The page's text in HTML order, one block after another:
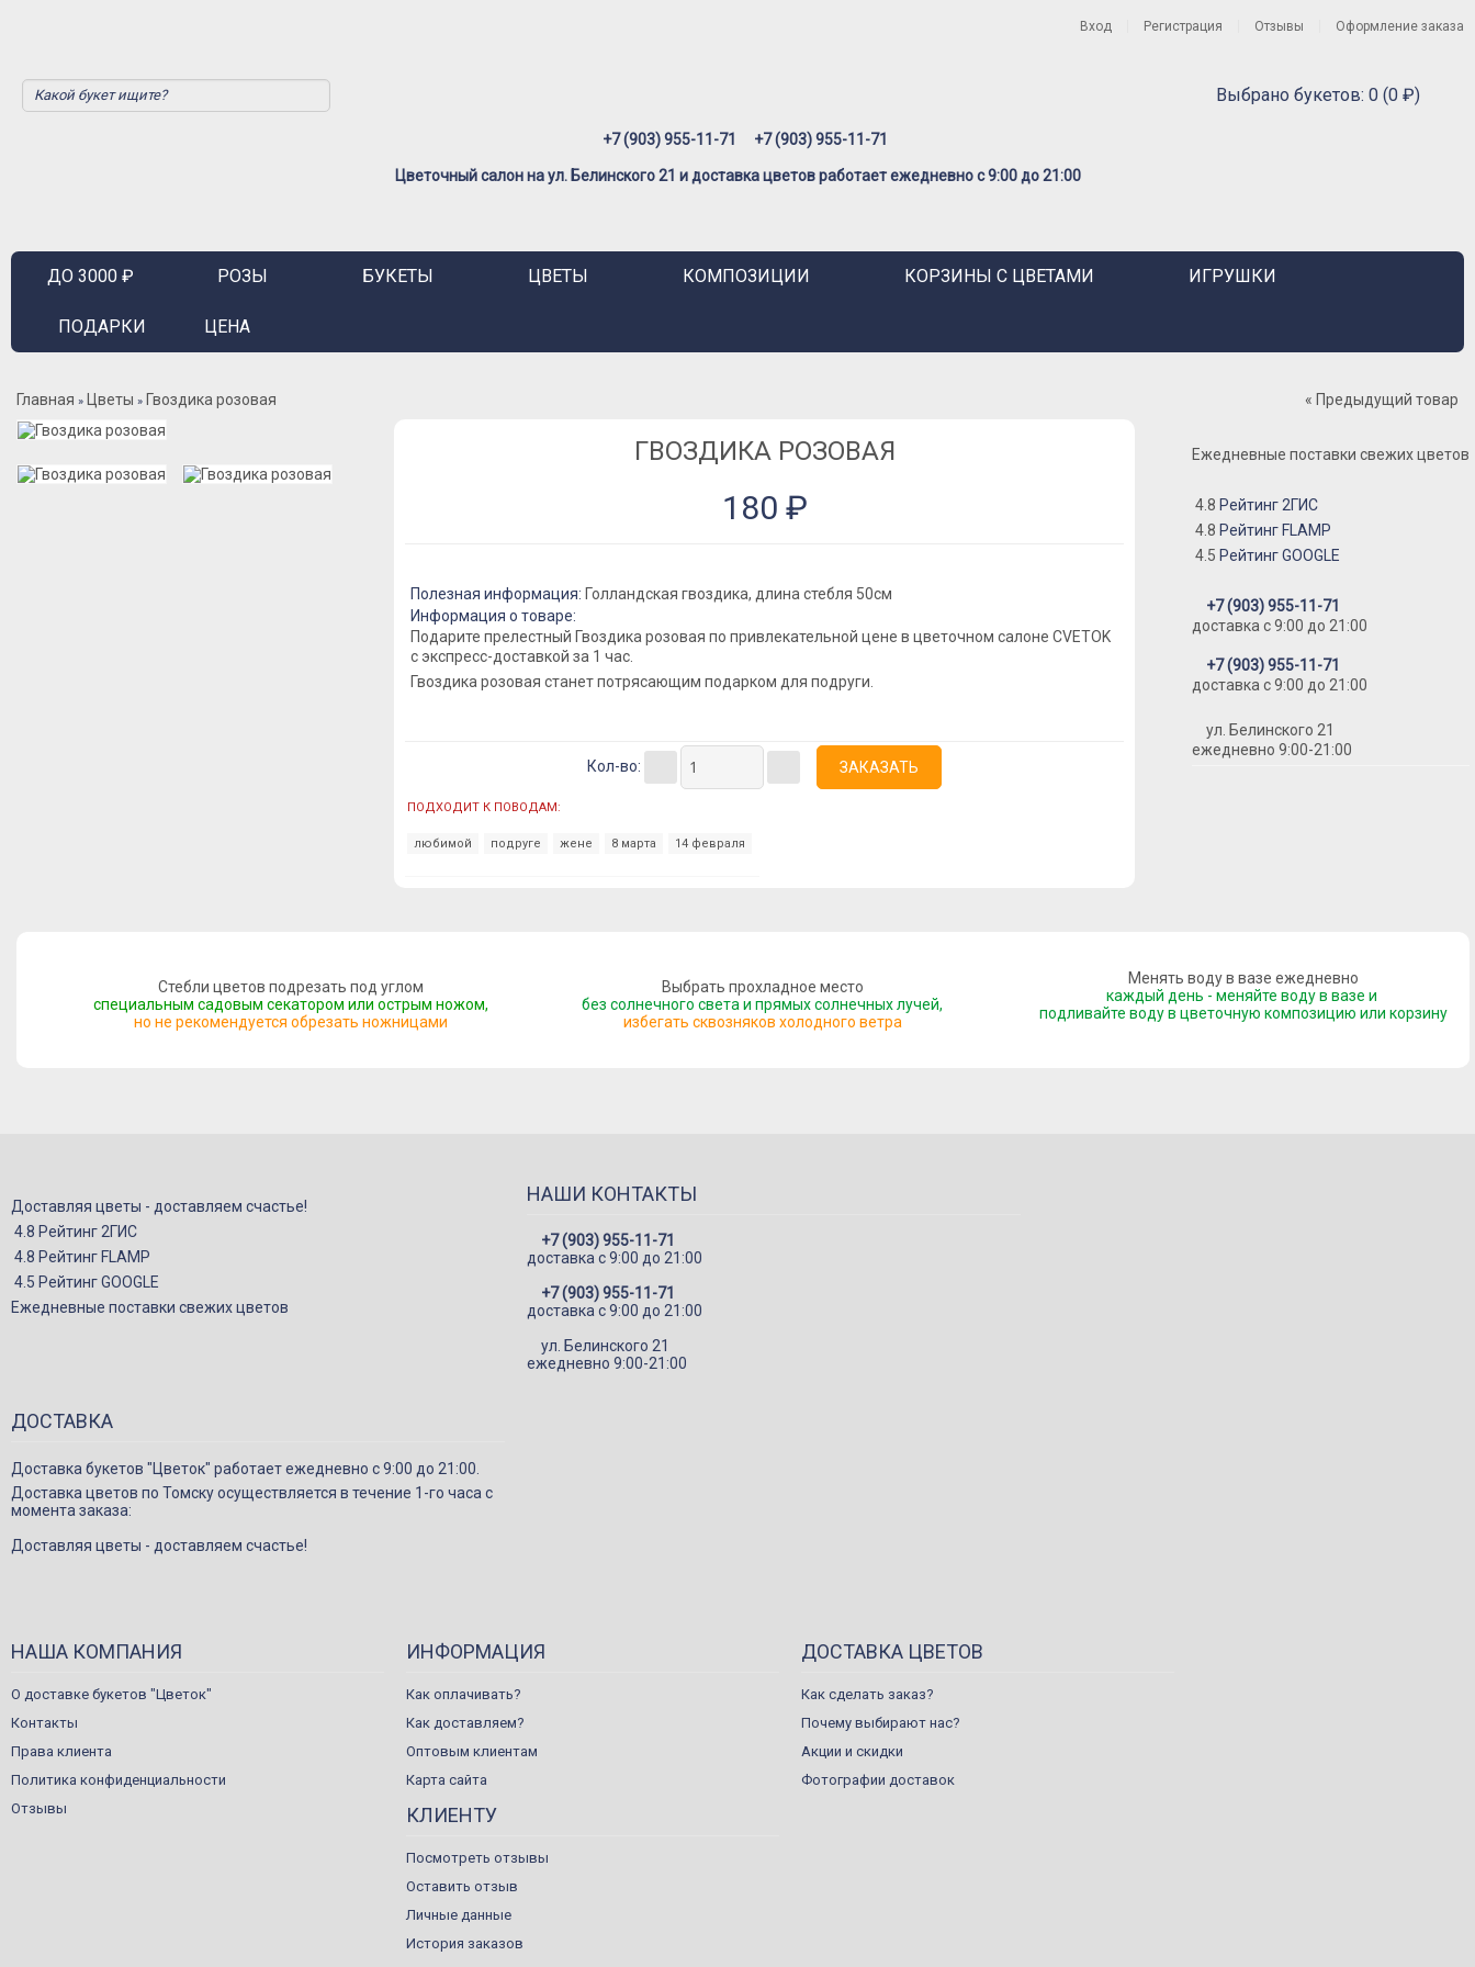
Вход Регистрация Отзывы Оформление заказа
Выбрано букетов: 0 (0 ₽)
+7 (903) 955-11-71 +7 (903) 955-11-71
Цветочный салон на ул. Белинского 21 и доставка цветов работает ежедневно с 9:00 до 21:00
ДО 3000 ₽ РОЗЫ БУКЕТЫ ЦВЕТЫ КОМПОЗИЦИИ КОРЗИНЫ С ЦВЕТАМИ ИГРУШКИ
ПОДАРКИ ЦЕНА
Главная » Цветы » Гвоздика розовая « Предыдущий товар
ГВОЗДИКА РОЗОВАЯ
180 ₽
Полезная информация: Голландская гвоздика, длина стебля 50см
Информация о товаре:
Подарите прелестный Гвоздика розовая по привлекательной цене в цветочном салоне CVETOK
с экспресс-доставкой за 1 час.
Гвоздика розовая станет потрясающим подарком для подруги.
Кол-во:
ПОДХОДИТ К ПОВОДАМ:
любимой подруге жене 8 марта 14 февраля
Ежедневные поставки свежих цветов
4.8 Рейтинг 2ГИС
4.8 Рейтинг FLAMP
4.5 Рейтинг GOOGLE
+7 (903) 955-11-71
доставка c 9:00 до 21:00
+7 (903) 955-11-71
доставка c 9:00 до 21:00
ул. Белинского 21
ежедневно 9:00-21:00
Стебли цветов подрезать под углом
специальным садовым секатором или острым ножом,
но не рекомендуется обрезать ножницами
Выбрать прохладное место
без солнечного света и прямых солнечных лучей,
избегать сквозняков холодного ветра
Менять воду в вазе ежедневно
каждый день - меняйте воду в вазе и
подливайте водув цветочную композицию или корзину
Доставляя цветы - доставляем счастье!
4.8 Рейтинг 2ГИС
4.8 Рейтинг FLAMP
4.5 Рейтинг GOOGLE
Ежедневные поставки свежих цветов
НАШИ КОНТАКТЫ
+7 (903) 955-11-71
доставка c 9:00 до 21:00
+7 (903) 955-11-71
доставка c 9:00 до 21:00
ул. Белинского 21
ежедневно 9:00-21:00
ДОСТАВКА
Доставка букетов "Цветок" работает ежедневно с 9:00 до 21:00.
Доставка цветов по Томску осуществляется в течение 1-го часа с
момента заказа:
Доставляя цветы - доставляем счастье!
НАША КОМПАНИЯ
О доставке букетов "Цветок"
Контакты
Права клиента
Политика конфиденциальности
Отзывы
ИНФОРМАЦИЯ
Как оплачивать?
Как доставляем?
Оптовым клиентам
Карта сайта
ДОСТАВКА ЦВЕТОВ
Как сделать заказ?
Почему выбирают нас?
Акции и скидки
Фотографии доставок
КЛИЕНТУ
Посмотреть отзывы
Оставить отзыв
Личные данные
История заказов